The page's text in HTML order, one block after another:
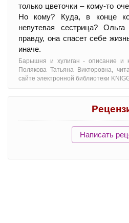
только цветочки – кому-то
Но кому? Куда, в конце
непутевая сестрица?
правду, она спасет себе
иначе.
Барышня и хулиган - oписание и
Полякова Татьяна Викторовна,
сайте электронной библиотеки
Написать